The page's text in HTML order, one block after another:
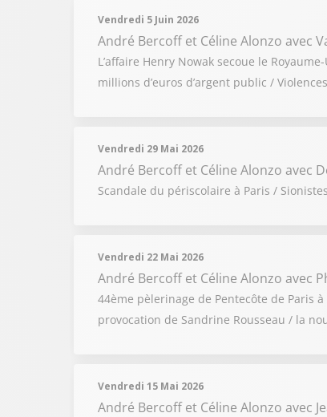
Vendredi 5 Juin 2026
André Bercoff et Céline Alonzo avec
L’affaire Henry Nowak secoue le
millions d’euros d’argent public /
Vendredi 29 Mai 2026
André Bercoff et Céline Alonzo avec
Scandale du périscolaire à Paris /
Vendredi 22 Mai 2026
André Bercoff et Céline Alonzo avec
44ème pèlerinage de Pentecôte de Paris
provocation de Sandrine Rousseau / la
Vendredi 15 Mai 2026
André Bercoff et Céline Alonzo avec